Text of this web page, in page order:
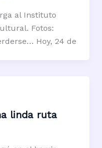
al Instituto
Fotos:
Hoy, 24 de
linda ruta